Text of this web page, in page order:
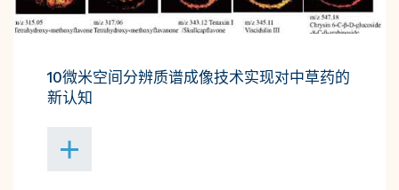
10微米空间分辨质谱成像技术实现对中草药的
新认知